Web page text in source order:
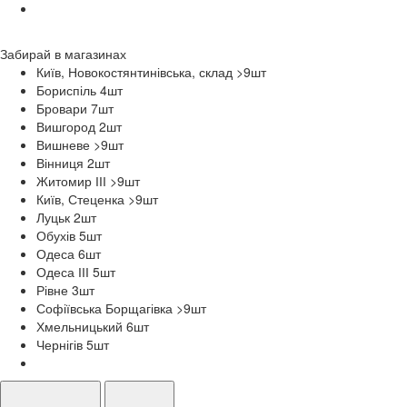
Забирай в магазинах
Київ, Новокостянтинівська, склад >9шт
Бориспіль 4шт
Бровари 7шт
Вишгород 2шт
Вишневе >9шт
Вінниця 2шт
Житомир ІІІ >9шт
Київ, Стеценка >9шт
Луцьк 2шт
Обухів 5шт
Одеса 6шт
Одеса ІІІ 5шт
Рівне 3шт
Софіївська Борщагівка >9шт
Хмельницький 6шт
Чернігів 5шт